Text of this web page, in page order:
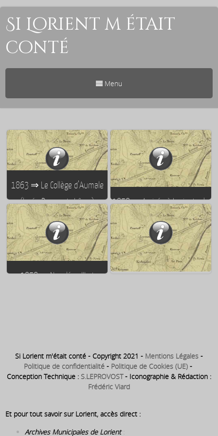
Si Lorient m était
conté
Menu
1863 ⇒ Le Collège d’Aumale
(lycée Dupuy de Lôme)
devient, le 2 mai 1863, Lycée
Impérial par décret de
Napoléon III
1858 ⇒ Arrivée à Lorient – le
14 août 1858 – de l’empereur
Napoléon III et de l’impératrice
Eugénie
1858 ⇒ Napoléon III et
Si Lorient m'était conté - Copyright 2021 - Mentions Légales -
Politique de confidentialité - Politique de Cookies (UE) -
Conception Technique : S.LEPROVOST- Iconographie & Rédaction :
Frédéric Viard
Et pour tout savoir sur Lorient, accès direct :
Archives Municipales de Lorient